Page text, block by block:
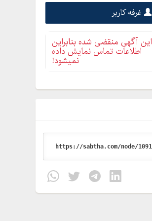
غرفه کاربر
این آگهی منقضی شده بنابراین
اطلاعات تماس نمایش داده
نمیشود!